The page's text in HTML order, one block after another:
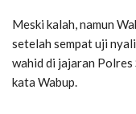
Meski kalah, namun
setelah sempat uji
wahid di jajaran Polres
kata Wabup.